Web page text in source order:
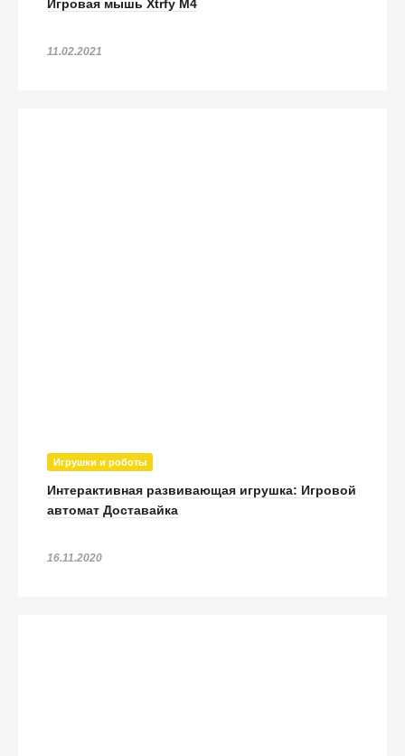
Игровая мышь Xtrfy M4
11.02.2021
Игрушки и роботы
Интерактивная развивающая игрушка: Игровой
автомат Доставайка
16.11.2020